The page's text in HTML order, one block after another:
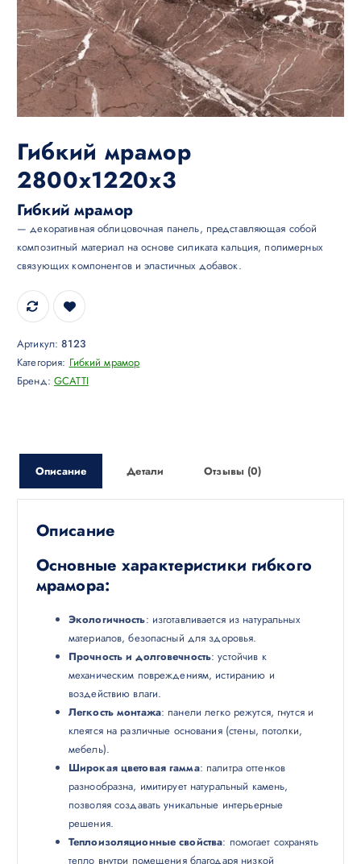
Гибкий мрамор
2800х1220х3
Гибкий мрамор
— декоративная облицовочная панель, представляющая собой
композитный материал на основе силиката кальция, полимерных
связующих компонентов и эластичных добавок.
Артикул:8123
Категория: Гибкий мрамор
Бренд:GCATTI
Описание Детали Отзывы (0)
Описание
Основные характеристики гибкого
мрамора:
Экологичность: изготавливается из натуральных
материалов, безопасный для здоровья.
Прочность и долговечность: устойчив к
механическим повреждениям, истиранию и
воздействию влаги.
Легкость монтажа: панели легко режутся, гнутся и
клеятся на различные основания (стены, потолки,
мебель).
Широкая цветовая гамма: палитра оттенков
разнообразна, имитирует натуральный камень,
позволяя создавать уникальные интерьерные
решения.
Теплоизоляционные свойства: помогает сохранять
тепло внутри помещения благодаря низкой